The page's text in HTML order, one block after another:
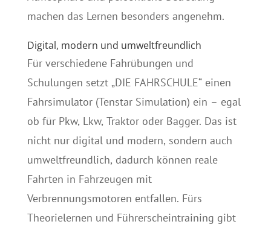
machen das Lernen besonders angenehm.
Digital, modern und umweltfreundlich
Für verschiedene Fahrübungen und
Schulungen setzt „DIE FAHRSCHULE“ einen
Fahrsimulator (Tenstar Simulation) ein – egal
ob für Pkw, Lkw, Traktor oder Bagger. Das ist
nicht nur digital und modern, sondern auch
umweltfreundlich, dadurch können reale
Fahrten in Fahrzeugen mit
Verbrennungsmotoren entfallen. Fürs
Theorielernen und Führerscheintraining gibt